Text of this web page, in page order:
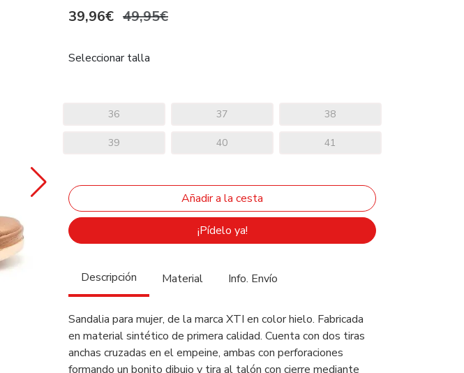
39,96€ 49,95€
Seleccionar talla
36 37 38
39 40 41
¡Pídelo ya!
Descripción Material Info. Envío
Sandalia para mujer, de la marca XTI en color hielo. Fabricada
en material sintético de primera calidad. Cuenta con dos tiras
anchas cruzadas en el empeine, ambas con perforaciones
formando un bonito dibujo y tira al talón con cierre mediante